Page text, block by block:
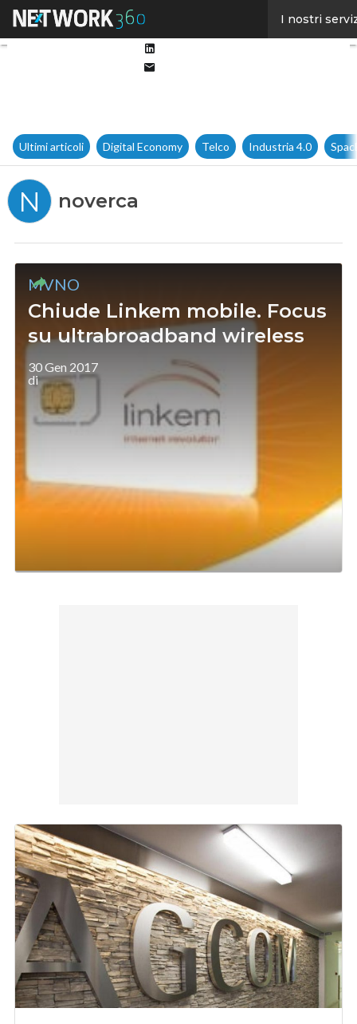
I nostri
Ultimi articoli Digital Economy Telco Industria 4.0
N noverca
MVNO
Chiude Linkem mobile. Focus
su ultrabroadband wireless
30 Gen 2017
di